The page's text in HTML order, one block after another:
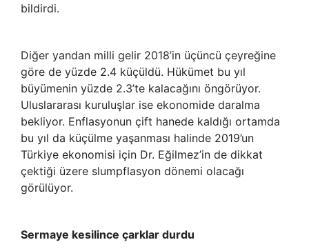
bildirdi.
Diğer yandan milli gelir 2018’in üçüncü çeyreğine
göre de yüzde 2.4 küçüldü. Hükümet bu yıl
büyümenin yüzde 2.3’te kalacağını öngörüyor.
Uluslararası kuruluşlar ise ekonomide daralma
bekliyor. Enflasyonun çift hanede kaldığı ortamda
bu yıl da küçülme yaşanması halinde 2019’un
Türkiye ekonomisi için Dr. Eğilmez’in de dikkat
çektiği üzere slumpflasyon dönemi olacağı
görülüyor.
Sermaye kesilince çarklar durdu